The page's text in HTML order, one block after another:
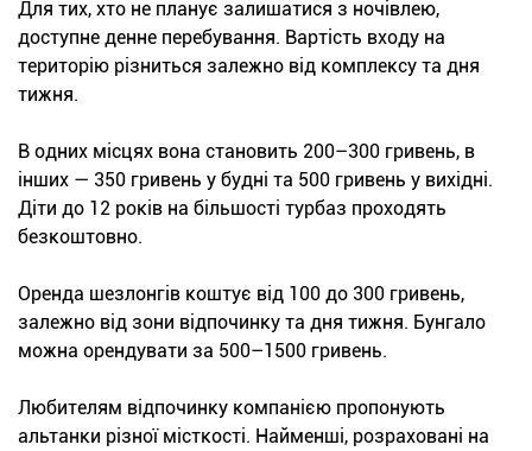
Для тих, хто не планує залишатися з ночівлею,
доступне денне перебування. Вартість входу на
територію різниться залежно від комплексу та дня
тижня.
В одних місцях вона становить 200–300 гривень, в
інших — 350 гривень у будні та 500 гривень у вихідні.
Діти до 12 років на більшості турбаз проходять
безкоштовно.
Оренда шезлонгів коштує від 100 до 300 гривень,
залежно від зони відпочинку та дня тижня. Бунгало
можна орендувати за 500–1500 гривень.
Любителям відпочинку компанією пропонують
альтанки різної місткості. Найменші, розраховані на